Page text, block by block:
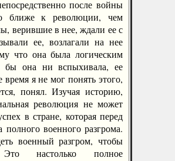
после войны
ближе к революции, чем
верившие в нее, ждали ее с
ее, возлагали на нее
что она была логическим
она ни вспыхивала, ее
время я не мог понять этого,
понял. Изучая историю,
революция не может
в стране, которая перед
полного военного разгрома.
военный разгром, чтобы
настолько полное